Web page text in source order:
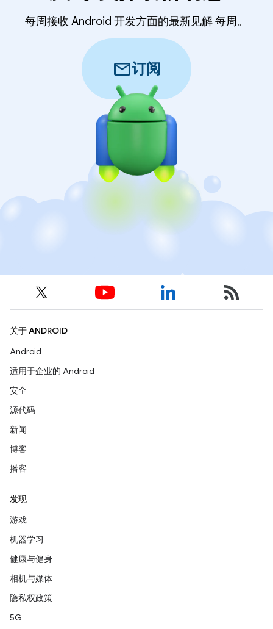
每周接收 Android 开发方面的最新见解 每周。
mail订阅
关于 ANDROID
Android
适用于企业的 Android
安全
源代码
新闻
博客
播客
发现
游戏
机器学习
健康与健身
相机与媒体
隐私权政策
5G